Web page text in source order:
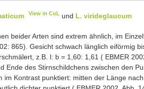
View in CoL und L. virideglaucum
beider Arten sind extrem ähnlich, im
865). Gesicht schwach länglich eiförmig
z.B. l: b = 1,60: 1,61 ( EBMER
Ende des Stirnschildchens zwischen den
im Kontrast punktiert: mitten der Länge